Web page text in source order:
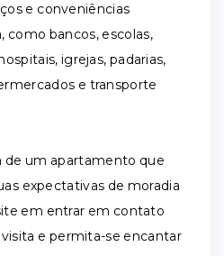
e conveniências
como bancos, escolas,
igrejas, padarias,
e transporte
de um apartamento que
expectativas de moradia
em entrar em contato
e permita-se encantar